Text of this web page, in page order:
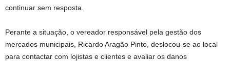
continuar sem resposta.
Perante a situação, o vereador responsável pela gestão dos
mercados municipais, Ricardo Aragão Pinto, deslocou-se ao local
para contactar com lojistas e clientes e avaliar os danos